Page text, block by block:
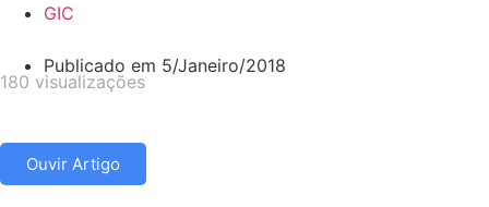
GIC
Publicado em 5/Janeiro/2018
180 visualizações
Ouvir Artigo